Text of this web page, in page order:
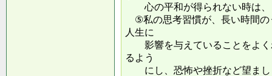
心の平和が得られない時は、
⑤私の思考習慣が、長い時間の
人生に
影響を与えていることをよく
るよう
にし、恐怖や挫折など望まし